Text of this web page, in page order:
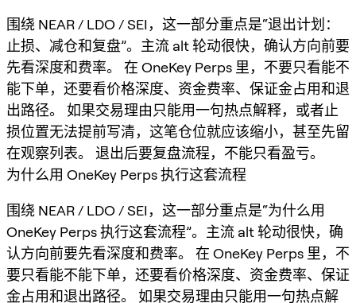
围绕 NEAR / LDO / SEI，这一部分重点是“退出计划：
止损、减仓和复盘”。主流 alt 轮动很快，确认方向前要
先看深度和费率。 在 OneKey Perps 里，不要只看能不
能下单，还要看价格深度、资金费率、保证金占用和退
出路径。 如果交易理由只能用一句热点解释，或者止
损位置无法提前写清，这笔仓位就应该缩小，甚至先留
在观察列表。 退出后要复盘流程，不能只看盈亏。
为什么用 OneKey Perps 执行这套流程
围绕 NEAR / LDO / SEI，这一部分重点是“为什么用
OneKey Perps 执行这套流程”。主流 alt 轮动很快，确
认方向前要先看深度和费率。 在 OneKey Perps 里，不
要只看能不能下单，还要看价格深度、资金费率、保证
金占用和退出路径。 如果交易理由只能用一句热点解